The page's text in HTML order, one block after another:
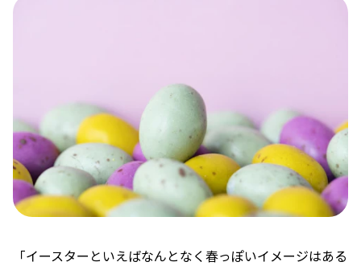
「イースターといえばなんとなく春っぽいイメージはある